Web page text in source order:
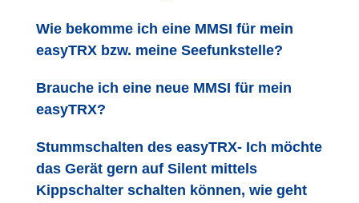
Wie bekomme ich eine MMSI für mein
easyTRX bzw. meine Seefunkstelle?
Brauche ich eine neue MMSI für mein
easyTRX?
Stummschalten des easyTRX- Ich möchte
das Gerät gern auf Silent mittels
Kippschalter schalten können, wie geht